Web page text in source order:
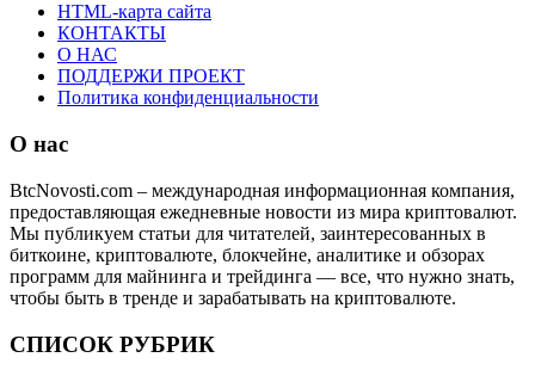
HTML-карта сайта
КОНТАКТЫ
О НАС
ПОДДЕРЖИ ПРОЕКТ
Политика конфиденциальности
О нас
BtcNovosti.com – международная информационная компания,
предоставляющая ежедневные новости из мира криптовалют.
Мы публикуем статьи для читателей, заинтересованных в
биткоине, криптовалюте, блокчейне, аналитике и обзорах
программ для майнинга и трейдинга — все, что нужно знать,
чтобы быть в тренде и зарабатывать на криптовалюте.
СПИСОК РУБРИК